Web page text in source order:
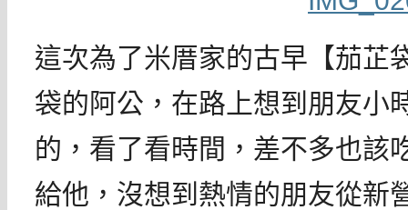
這次為了米厝家的古早【茄芷
袋的阿公，在路上想到朋友小
的，看了看時間，差不多也該
給他，沒想到熱情的朋友從新